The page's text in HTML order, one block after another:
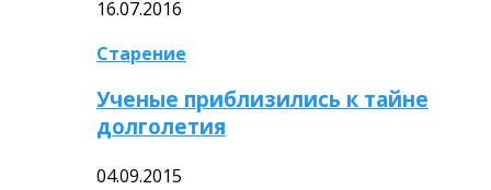
16.07.2016
Старение
Ученые приблизились к тайне
долголетия
04.09.2015